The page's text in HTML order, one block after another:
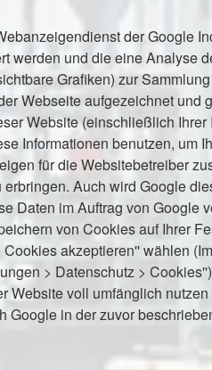
der Google
werden und die eine
Grafiken) zur
Webseite aufgezeichnet
Website (einschließlich
Informationen benutzen,
für die Websitebetreiber
Auch wird Google
Daten im Auftrag von Google
von Cookies auf Ihrer
akzeptieren'' wählen
> Datenschutz >
Website voll umfänglich
in der zuvor